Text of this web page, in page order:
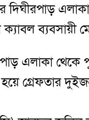
দিঘীরপাড়
ব্যবসায়ী
এলাকা থেকে
হয়ে গ্রেফতার